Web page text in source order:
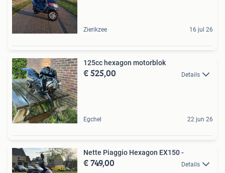
Zierikzee 16 jul 26
125cc hexagon motorblok
€ 525,00 Details
Egchel 22 jun 26
Nette Piaggio Hexagon EX150 -
€ 749,00 Details